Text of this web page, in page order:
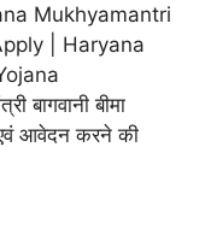
Mukhyamantri
| Haryana
बागवानी बीमा
एवं आवेदन करने की